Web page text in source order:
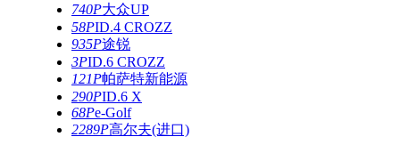
740P大众UP
58PID.4 CROZZ
935P途锐
3PID.6 CROZZ
121P帕萨特新能源
290PID.6 X
68Pe-Golf
2289P高尔夫(进口)